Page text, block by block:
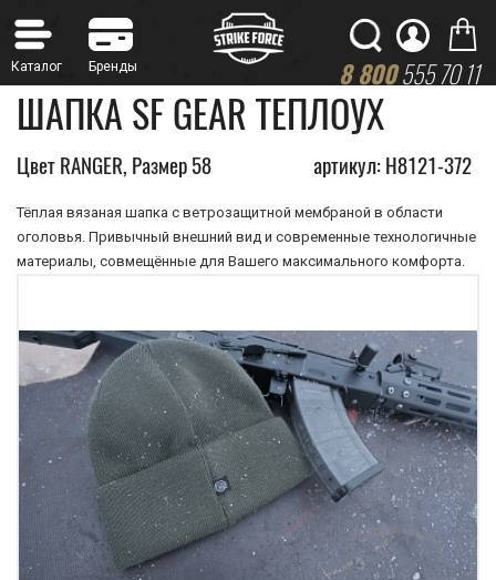
8 800555 70 11
ШАПКА SF GEAR ТЕПЛОУХ
Цвет RANGER, Размер 58 артикул: Н8121-372
Тёплая вязаная шапка с ветрозащитной мембраной в области
оголовья. Привычный внешний вид и современные технологичные
материалы, совмещённые для Вашего максимального комфорта.